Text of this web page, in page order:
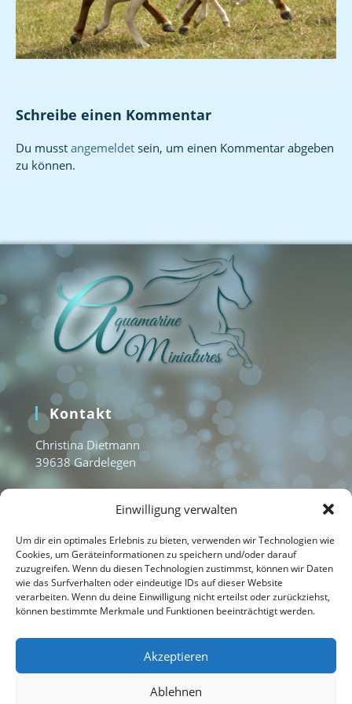
Einwilligung verwalten
Um dir ein optimales Erlebnis zu bieten, verwenden wir Technologien wie
Cookies, um Geräteinformationen zu speichern und/oder darauf
zuzugreifen. Wenn du diesen Technologien zustimmst, können wir Daten
wie das Surfverhalten oder eindeutige IDs auf dieser Website
verarbeiten. Wenn du deine Einwilligung nicht erteilst oder zurückziehst,
können bestimmte Merkmale und Funktionen beeinträchtigt werden.
Akzeptieren
Ablehnen
Schreibe einen Kommentar
Du musst angemeldet sein, um einen Kommentar abgeben
zu können.
Kontakt
Christina Dietmann
39638 Gardelegen
info@aquamarine-miniatures.com
Home
Kontakt
Datenschutzerklärung